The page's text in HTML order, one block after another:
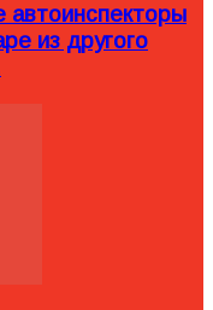
автоинспекторы
из другого